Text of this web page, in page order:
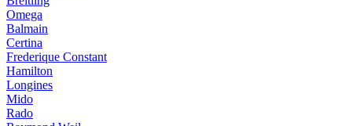
Omega
Balmain
Certina
Frederique Constant
Hamilton
Longines
Mido
Rado